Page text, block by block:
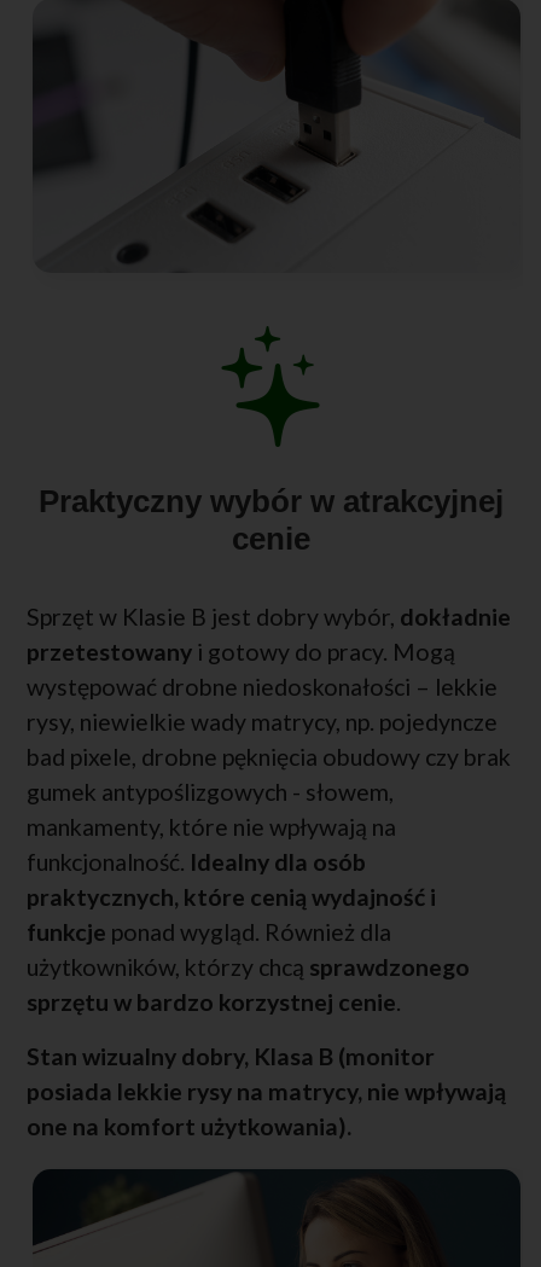
Praktyczny wybór w atrakcyjnej
cenie
Sprzęt w Klasie B jest dobry wybór, dokładnie
przetestowany i gotowy do pracy. Mogą
występować drobne niedoskonałości – lekkie
rysy, niewielkie wady matrycy, np. pojedyncze
bad pixele, drobne pęknięcia obudowy czy brak
gumek antypoślizgowych - słowem,
mankamenty, które nie wpływają na
funkcjonalność. Idealny dla osób
praktycznych, które cenią wydajność i
funkcje ponad wygląd. Również dla
użytkowników, którzy chcą sprawdzonego
sprzętu w bardzo korzystnej cenie.
Stan wizualny dobry, Klasa B (monitor
posiada lekkie rysy na matrycy, nie wpływają
one na komfort użytkowania).